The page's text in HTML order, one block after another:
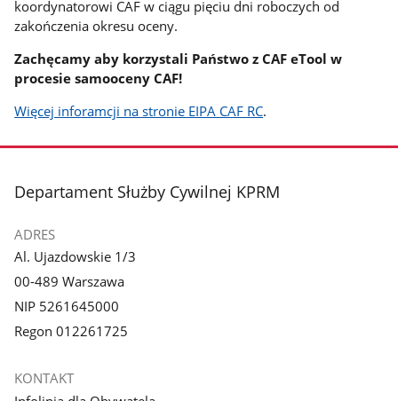
koordynatorowi CAF w ciągu pięciu dni roboczych od
zakończenia okresu oceny.
Zachęcamy aby korzystali Państwo z CAF eTool w
procesie samooceny CAF!
Więcej inforamcji na stronie EIPA CAF RC.
stopka
Departament Służby Cywilnej KPRM
ADRES
Al. Ujazdowskie 1/3
00-489 Warszawa
NIP 5261645000
Regon 012261725
KONTAKT